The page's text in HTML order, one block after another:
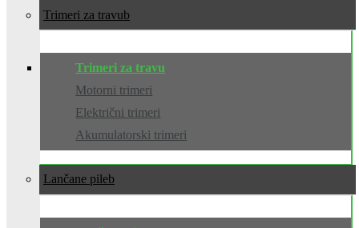
Trimeri za travu
Trimeri za travu
Motorni trimeri
Električni trimeri
Akumulatorski trimeri
Lančane pile